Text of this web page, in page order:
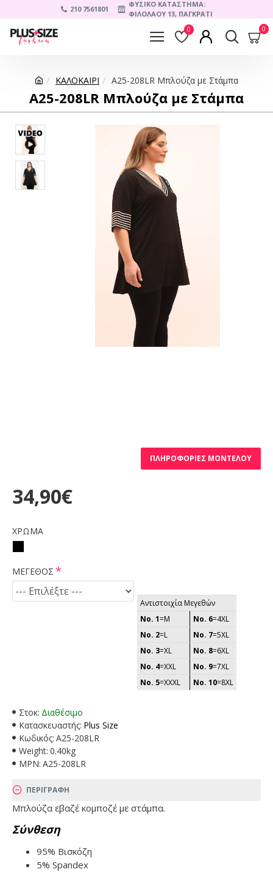
210 7561801
ΦΥΣΙΚΟ ΚΑΤΑΣΤΗΜΑ:
ΦΙΛΟΛΑΟΥ 13, ΠΑΓΚΡΑΤΙ
0 0
ΚΑΛΟΚΑΙΡΙ A25-208LR Μπλούζα με Στάμπα
A25-208LR Μπλούζα με Στάμπα
ΠΛΗΡΟΦΟΡΊΕΣ ΜΟΝΤΈΛΟΥ
Στοκ: Διαθέσιμο
Κατασκευαστής: Plus Size
Κωδικός: A25-208LR
Weight: 0.40kg
MPN: A25-208LR
34,90€
ΧΡΩΜΑ
ΜΕΓΕΘΟΣ
Αντιστοιχία Μεγεθών
No. 1=M No. 6=4XL
No. 2=L No. 7=5XL
No. 3=XL No. 8=6XL
No. 4=XXL No. 9=7XL
No. 5=XXXL No. 10=8XL
ΠΕΡΙΓΡΑΦΗ
Μπλούζα εβαζέ κομποζέ με στάμπα.
Σύνθεση
95% Βισκόζη
5% Spandex